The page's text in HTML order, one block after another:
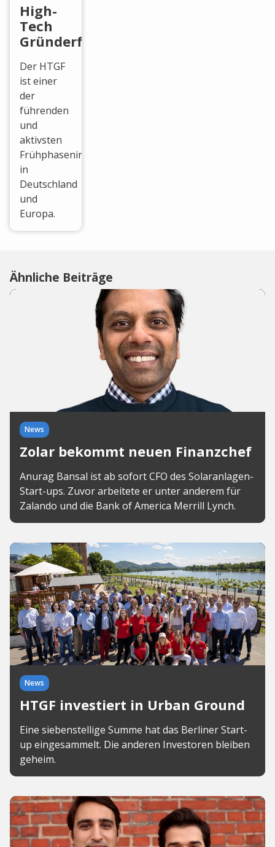
High-
Tech
Gründerfonds
Der HTGF
ist einer
der
führenden
und
aktivsten
Frühphaseninvestoren
in
Deutschland
und
Europa.
Ähnliche Beiträge
News
Zolar bekommt neuen Finanzchef
Anurag Bansal ist ab sofort CFO des Solaranlagen-
Start-ups. Zuvor arbeitete er unter anderem für
Zalando und die Bank of America Merrill Lynch.
News
HTGF investiert in Urban Ground
Eine siebenstellige Summe hat das Berliner Start-
up eingesammelt. Die anderen Investoren bleiben
geheim.